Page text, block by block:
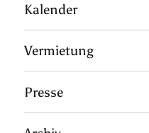
Kalender
Vermietung
Presse